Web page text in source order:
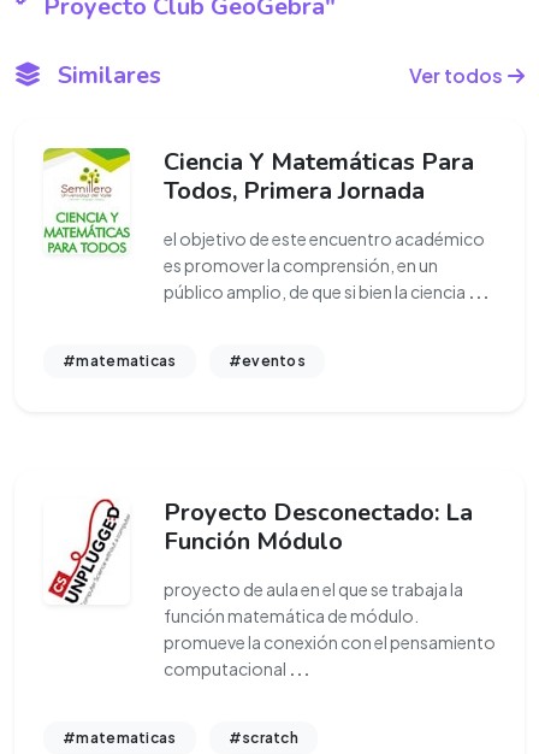
Proyecto Club GeoGebra"
Similares Ver todos
Ciencia Y Matemáticas Para
Todos, Primera Jornada
el objetivo de este encuentro académico
es promover la comprensión, en un
público amplio, de que si bien la ciencia ...
#matematicas #eventos
Proyecto Desconectado: La
Función Módulo
proyecto de aula en el que se trabaja la
función matemática de módulo.
promueve la conexión con el pensamiento
computacional ...
#matematicas #scratch